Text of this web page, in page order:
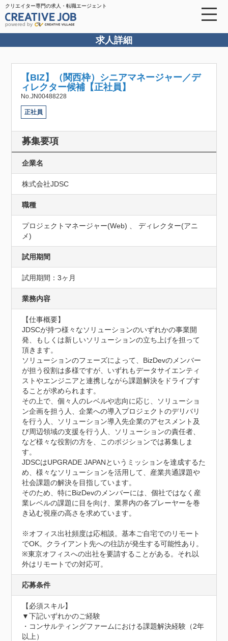
クリエイター専門の求人・転職エージェント
powered by
求人詳細
【BIZ】（関西枠）シニアマネージャー／デ
ィレクター候補【正社員】
No.JN00488228
正社員
募集要項
企業名
株式会社JDSC
職種
プロジェクトマネージャー(Web) 、 ディレクター(アニ
メ)
試用期間
試用期間：3ヶ月
業務内容
【仕事概要】
JDSCが持つ様々なソリューションのいずれかの事業開
発、もしくは新しいソリューションの立ち上げを担って
頂きます。
ソリューションのフェーズによって、BizDevのメンバー
が担う役割は多様ですが、いずれもデータサイエンティ
ストやエンジニアと連携しながら課題解決をドライブす
ることが求められます。
その上で、個々人のレベルや志向に応じ、ソリューショ
ン企画を担う人、企業への導入プロジェクトのデリバリ
を行う人、ソリューション導入先企業のアセスメント及
び周辺領域の支援を行う人、ソリューションの責任者、
など様々な役割の方を、このポジションでは募集しま
す。
JDSCはUPGRADE JAPANというミッションを達成するた
め、様々なソリューションを活用して、産業共通課題や
社会課題の解決を目指しています。
そのため、特にBizDevのメンバーには、個社ではなく産
業レベルの課題に目を向け、業界内の各プレーヤーを巻
き込む視座の高さを求めています。
※オフィス出社頻度は応相談。基本ご自宅でのリモート
でOK。クライアント先への往訪が発生する可能性あり。
※東京オフィスへの出社を要請することがある。それ以
外はリモートでの対応可。
応募条件
【必須スキル】
▼下記いずれかのご経験
・コンサルティングファームにおける課題解決経験（2年
以上）